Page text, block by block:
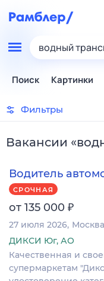
водный
Поиск Картинки
Фильтры
Вакансии «
Водитель
СРОЧНАЯ
от 135 000 ₽
27 июля 2026 Москва
ДИКСИ Юг, АО
Качественная и
супермаркетам